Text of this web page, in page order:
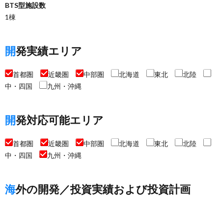
BTS型施設数
1棟
開発実績エリア
首都圏 近畿圏 中部圏 北海道 東北
北陸
中・四国
九州・沖縄
開発対応可能エリア
首都圏 近畿圏 中部圏 北海道 東北
北陸
中・四国
九州・沖縄
海外の開発／投資実績および投資計画